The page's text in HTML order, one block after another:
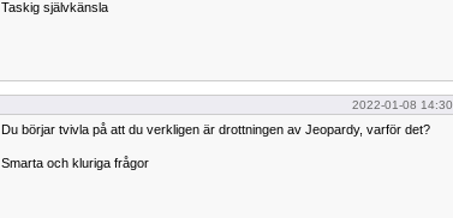
Taskig självkänsla
2022-01-08 14:30
Du börjar tvivla på att du verkligen är drottningen av Jeopardy, varför det?
Smarta och kluriga frågor